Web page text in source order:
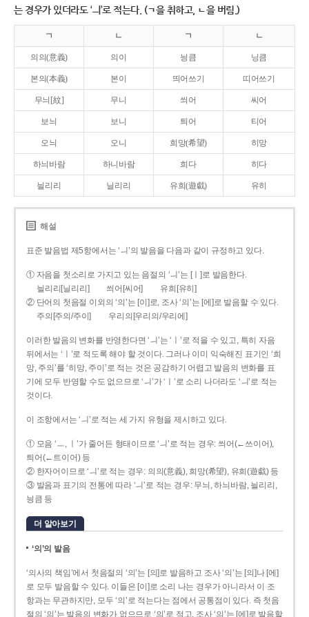
는 경우가 있더라도 ‘ㅢ’로 적는다. (ㄱ을 취하고, ㄴ을 버림.)
ㄱ ㄴ ㄱ ㄴ
의의(意義) 의이 닁큼 닝큼
본의(本義) 본이 띄어쓰기 띠어쓰기
무늬[紋] 무니 씌어 씨어
보늬 보니 틔어 티어
오늬 오니 희망(希望) 히망
하늬바람 하니바람 희다 히다
늴리리 닐리리 유희(遊戱) 유히
해설
표준 발음법 제5항에서는 ‘ㅢ’의 발음을 다음과 같이 규정하고 있다.
① 자음을 첫소리로 가지고 있는 음절의 ‘ㅢ’는 [ㅣ]로 발음한다.
늴리리[닐리리]
씌어[씨어]
유희[유히]
② 단어의 첫음절 이외의 ‘의’는 [이]로, 조사 ‘의’는 [에]로 발음할 수 있다.
주의[주의/주이]
우리의[우리의/우리에]
이러한 발음의 변화를 반영한다면 ‘ㅢ’는 ‘ㅣ’로 적을 수 있고, 특히 자음
뒤에서는 ‘ㅣ’로 적도록 해야 할 것이다. 그러나 이미 익숙해진 표기인 ‘희
망, 주의’를 ‘히망, 주이’로 적는 것은 공감하기 어렵고 발음의 변화를 표
기에 모두 반영할 수도 없으므로 ‘ㅢ’가 ‘ㅣ’로 소리 나더라도 ‘ㅢ’로 적는
것이다.
이 조항에서는 ‘ㅢ’로 적는 세 가지 유형을 제시하고 있다.
① 모음 ‘ㅡ, ㅣ’가 줄어든 형태이므로 ‘ㅢ’로 적는 경우: 씌어(←쓰이어),
틔어(←트이어) 등
② 한자어이므로 ‘ㅢ’로 적는 경우: 의의(意義), 희망(希望), 유희(遊戱) 등
③ 발음과 표기의 전통에 따라 ‘ㅢ’로 적는 경우: 무늬, 하늬바람, 늴리리,
닁큼 등
더 알아보기
‘의’의 발음
‘의사의 책임’에서 첫음절의 ‘의’는 [의]로 발음하고 조사 ‘의’는 [의]나 [에]
로 모두 발음할 수 있다. 이들은 [이]로 소리 나는 경우가 아니라서 이 조
항과는 무관하지만, 모두 ‘의’로 적는다는 점에서 공통점이 있다. 즉 첫음
절의 ‘의’는 발음의 변화가 없으므로 ‘의’로 적고, 조사 ‘의’는 [에]로 발음할